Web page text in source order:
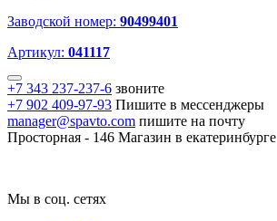
Заводской номер: 90499401
Артикул: 041117
+7 343 237-237-6 звоните
+7 902 409-97-93 Пишите в мессенджеры
manager@spavto.com пишите на почту
Просторная - 146 Магазин в екатеринбурге
Мы в соц. сетях